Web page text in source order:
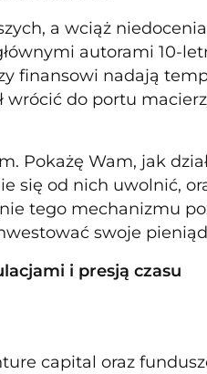
a wciąż
autorami 10-
finansowi nadają
wrócić do portu
Pokażę Wam, jak
się od nich uwolnić,
tego mechanizmu
swoje
i presją czasu
capital oraz